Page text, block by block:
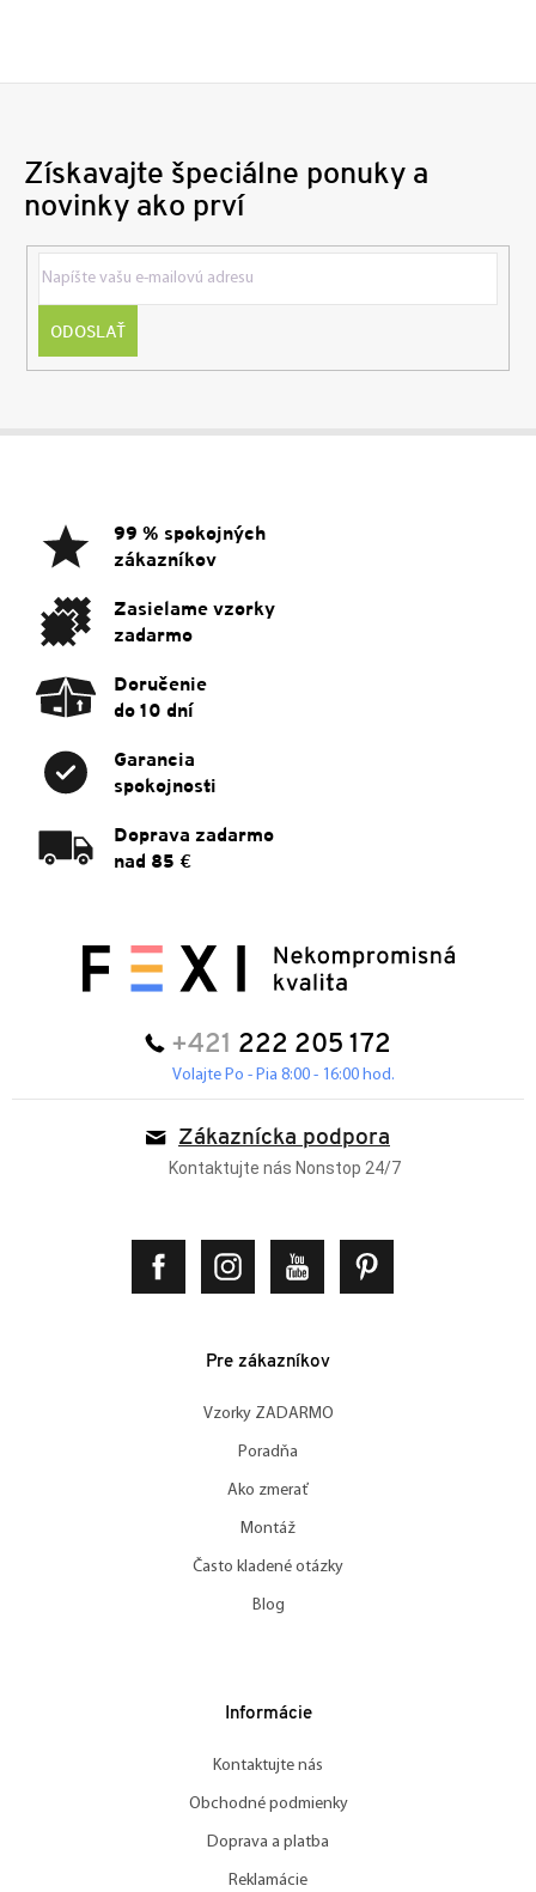
Získavajte špeciálne ponuky a
novinky ako prví
ODOSLAŤ
99 % spokojných
zákazníkov
Zasielame vzorky
zadarmo
Doručenie
do 10 dní
Garancia
spokojnosti
Doprava zadarmo
nad 85 €
+421 222 205 172
Volajte Po - Pia 8:00 - 16:00 hod.
Zákaznícka podpora
Kontaktujte nás Nonstop 24/7
Pre zákazníkov
Vzorky ZADARMO
Poradňa
Ako zmerať
Montáž
Často kladené otázky
Blog
Informácie
Kontaktujte nás
Obchodné podmienky
Doprava a platba
Reklamácie